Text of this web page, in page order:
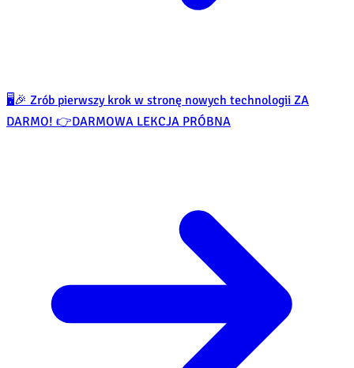
🖥️🎉 Zrób pierwszy krok w stronę nowych technologii ZA
DARMO! 👉DARMOWA LEKCJA PRÓBNA